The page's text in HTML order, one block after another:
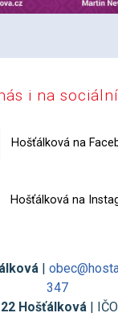
i na
Hošťálková na
Hošťálková na
|
347
Hošťálková |